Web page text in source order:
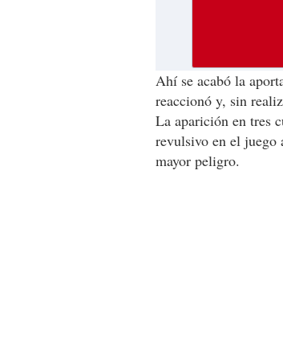
Ahí se acabó la
reaccionó y, sin
La aparición en tres
revulsivo en el juego
mayor peligro.